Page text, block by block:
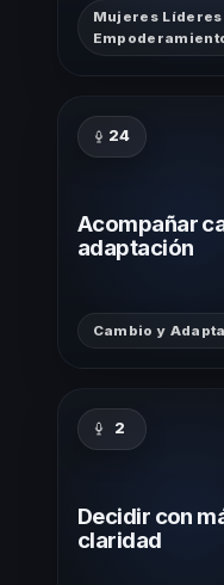
Mujeres Líderes
24
Acompañar
adaptación
Cambio y
2
Decidir con
claridad